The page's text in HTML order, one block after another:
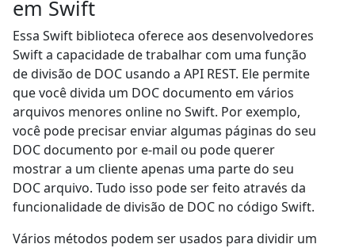
em Swift
Essa Swift biblioteca oferece aos desenvolvedores
Swift a capacidade de trabalhar com uma função
de divisão de DOC usando a API REST. Ele permite
que você divida um DOC documento em vários
arquivos menores online no Swift. Por exemplo,
você pode precisar enviar algumas páginas do seu
DOC documento por e-mail ou pode querer
mostrar a um cliente apenas uma parte do seu
DOC arquivo. Tudo isso pode ser feito através da
funcionalidade de divisão de DOC no código Swift.
Vários métodos podem ser usados para dividir um